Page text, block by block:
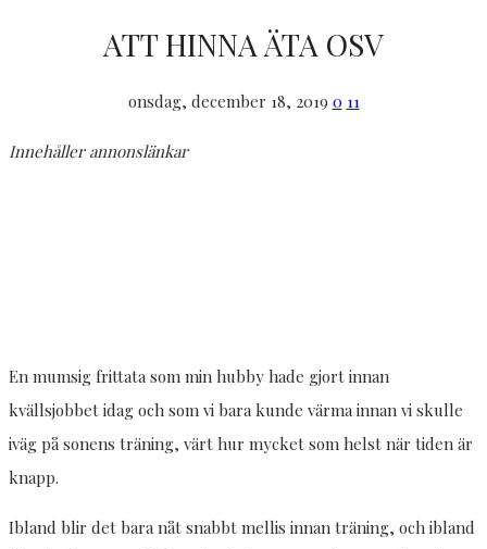
ATT HINNA ÄTA OSV
onsdag, december 18, 2019 0 11
Innehåller annonslänkar
En mumsig frittata som min hubby hade gjort innan
kvällsjobbet idag och som vi bara kunde värma innan vi skulle
iväg på sonens träning, värt hur mycket som helst när tiden är
knapp.
Ibland blir det bara nåt snabbt mellis innan träning, och ibland